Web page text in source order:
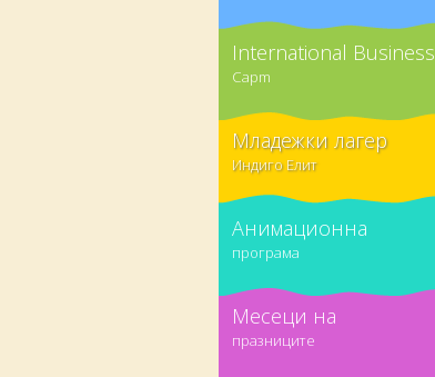
International Business
Capm
Младежки лагер
Индиго Елит
Анимационна
програма
Месеци на
празниците